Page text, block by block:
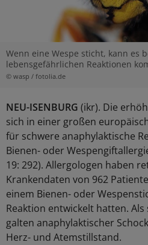
Wenn eine Wespe sticht, kann es
lebensgefährlichen Reaktionen
© wasp / fotolia.de
NEU-ISENBURG (ikr). Die
sich in einer großen
für schwere anaphylaktische
Bienen- oder
19: 292). Allergologen haben
Krankendaten von 962
einem Bienen- oder
Reaktion entwickelt hatten.
galten anaphylaktischer
Herz- und Atemstillstand.